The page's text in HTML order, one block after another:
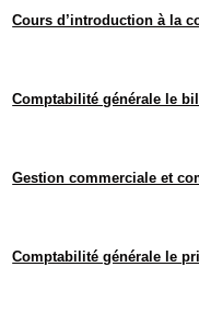
Cours d’introduction à la
Comptabilité générale le
Gestion commerciale et
Comptabilité générale le